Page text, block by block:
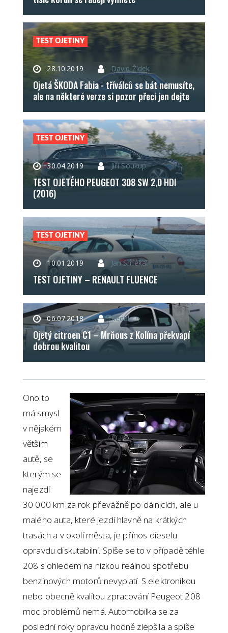
TEST OJETINY
28.10.2019 David Žídek
Ojetá ŠKODA Fabia - tříválců se bát nemusíte,
ale na některé verze si pozor přeci jen dejte
TEST OJETINY
30.04.2019 Jiří Soukup
TEST OJETÉHO PEUGEOT 308 SW 2,0 HDI
(2016)
TEST OJETINY
10.01.2019 Jan Smékal
TEST OJETINY – RENAULT FLUENCE
06.07.2018 Redakce
Ojetý citroen C1 – Mrňous z Kolína překvapí
dobrou kvalitou
Ono to
má smysl
v nějakém
větším
autě, se
kterým se
najezdí
30 000 km za rok převážně po dálnicích, ale u
malého auta, které jezdí hlavně na krátkých
trasách a v okolí města, je přínos dieselu
opravdu diskutabilní. Spíše se to v případě téhle
208 s ohledem na nízkou reálnou spotřebu
benzinových motorů nevyplatí. S elektronikou
nebo obecně kvalitou zpracování Peugeot 208
moc problémů nemá. Automobilka se za
poslední roky opravdu hodně zlepšila a spíše